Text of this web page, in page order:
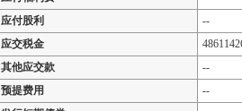
应付股利
--
应交税金
其他应交款
--
预提费用
--